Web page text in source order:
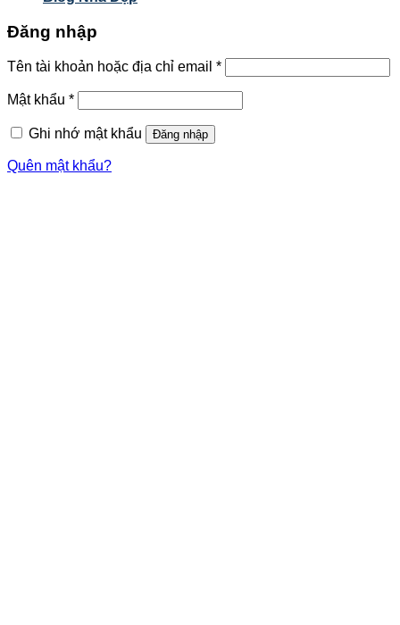
Đăng nhập
Tên tài khoản hoặc địa chỉ email *
Mật khẩu *
Ghi nhớ mật khẩu Đăng nhập
Quên mật khẩu?